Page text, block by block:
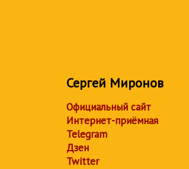
Сергей Миронов
Официальный сайт
Интернет-приёмная
Telegram
Дзен
Twitter